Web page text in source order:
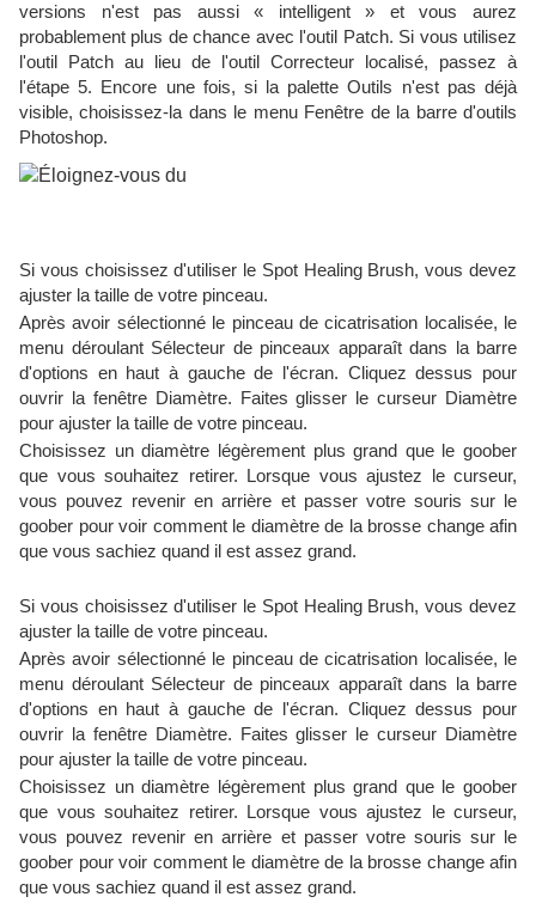
versions n'est pas aussi « intelligent » et vous aurez
probablement plus de chance avec l'outil Patch. Si vous utilisez
l'outil Patch au lieu de l'outil Correcteur localisé, passez à
l'étape 5. Encore une fois, si la palette Outils n'est pas déjà
visible, choisissez-la dans le menu Fenêtre de la barre d'outils
Photoshop.
Si vous choisissez d'utiliser le Spot Healing Brush, vous devez
ajuster la taille de votre pinceau.
Après avoir sélectionné le pinceau de cicatrisation localisée, le
menu déroulant Sélecteur de pinceaux apparaît dans la barre
d'options en haut à gauche de l'écran. Cliquez dessus pour
ouvrir la fenêtre Diamètre. Faites glisser le curseur Diamètre
pour ajuster la taille de votre pinceau.
Choisissez un diamètre légèrement plus grand que le goober
que vous souhaitez retirer. Lorsque vous ajustez le curseur,
vous pouvez revenir en arrière et passer votre souris sur le
goober pour voir comment le diamètre de la brosse change afin
que vous sachiez quand il est assez grand.
Si vous choisissez d'utiliser le Spot Healing Brush, vous devez
ajuster la taille de votre pinceau.
Après avoir sélectionné le pinceau de cicatrisation localisée, le
menu déroulant Sélecteur de pinceaux apparaît dans la barre
d'options en haut à gauche de l'écran. Cliquez dessus pour
ouvrir la fenêtre Diamètre. Faites glisser le curseur Diamètre
pour ajuster la taille de votre pinceau.
Choisissez un diamètre légèrement plus grand que le goober
que vous souhaitez retirer. Lorsque vous ajustez le curseur,
vous pouvez revenir en arrière et passer votre souris sur le
goober pour voir comment le diamètre de la brosse change afin
que vous sachiez quand il est assez grand.